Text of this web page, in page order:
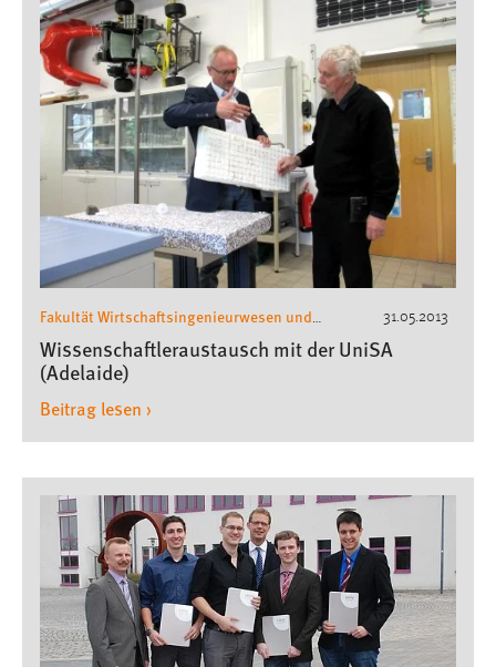
31.05.2013
Fakultät Wirtschaftsingenieurwesen und
Gesundheit
, Wirtschaftsingenieurwesen
Wissenschaftleraustausch mit der UniSA
(Adelaide)
Beitrag lesen ›